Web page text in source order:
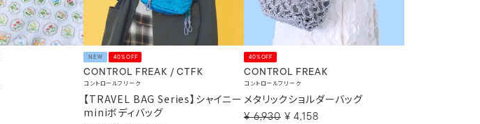
NEW 40%OFF
CONTROL FREAK / CTFK
コントロールフリーク
【TRAVEL BAG Series】シャイニー
miniボディバッグ
40%OFF
CONTROL FREAK
コントロールフリーク
メタリックショルダーバッグ
¥ 6,930 ¥ 4,158